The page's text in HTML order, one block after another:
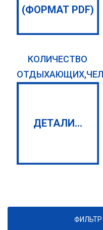
(ФОРМАТ PDF)
КОЛИЧЕСТВО
ОТДЫХАЮЩИХ,ЧЕЛ
ДЕТАЛИ...